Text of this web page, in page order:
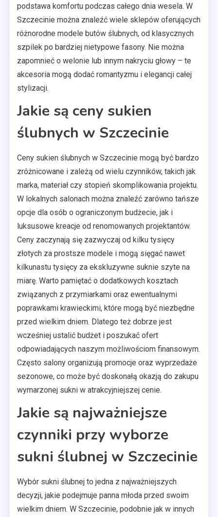
podstawa komfortu podczas całego dnia wesela. W
Szczecinie można znaleźć wiele sklepów oferujących
różnorodne modele butów ślubnych, od klasycznych
szpilek po bardziej nietypowe fasony. Nie można
zapomnieć o welonie lub innym nakryciu głowy – te
akcesoria mogą dodać romantyzmu i elegancji całej
stylizacji.
Jakie są ceny sukien
ślubnych w Szczecinie
Ceny sukien ślubnych w Szczecinie mogą być bardzo
zróżnicowane i zależą od wielu czynników, takich jak
marka, materiał czy stopień skomplikowania projektu.
W lokalnych salonach można znaleźć zarówno tańsze
opcje dla osób o ograniczonym budżecie, jak i
luksusowe kreacje od renomowanych projektantów.
Ceny zaczynają się zazwyczaj od kilku tysięcy
złotych za prostsze modele i mogą sięgać nawet
kilkunastu tysięcy za ekskluzywne suknie szyte na
miarę. Warto pamiętać o dodatkowych kosztach
związanych z przymiarkami oraz ewentualnymi
poprawkami krawieckimi, które mogą być niezbędne
przed wielkim dniem. Dlatego też dobrze jest
wcześniej ustalić budżet i poszukać ofert
odpowiadających naszym możliwościom finansowym.
Często salony organizują promocje oraz wyprzedaże
sezonowe, co może być doskonałą okazją do zakupu
wymarzonej sukni w atrakcyjniejszej cenie.
Jakie są najważniejsze
czynniki przy wyborze
sukni ślubnej w Szczecinie
Wybór sukni ślubnej to jedna z najważniejszych
decyzji, jakie podejmuje panna młoda przed swoim
wielkim dniem. W Szczecinie, podobnie jak w innych